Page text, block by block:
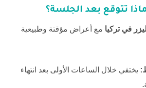
ماذا تتوقع بعد الجلسة؟
في تركيا مع أعراض مؤقتة وطبيعية
يختفي خلال الساعات الأولى بعد انتهاء